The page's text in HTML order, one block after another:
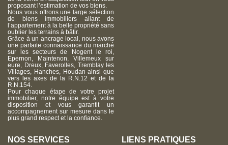
proposant l’estimation de vos biens.
Nous vous offrons une large sélection
de biens immobiliers allant de
l’appartement à la belle propriété sans
oublier les terrains à bâtir.
Grâce à un ancrage local, nous avons
une parfaite connaissance du marché
sur les secteurs de Nogent le roi,
Epernon, Maintenon, Villemeux sur
eure, Dreux, Faverolles, Tremblay les
Villages, Hanches, Houdan ainsi que
vers les axes de la R.N.12 et de la
R.N.154.
Pour chaque étape de votre projet
immobilier, notre équipe est à votre
disposition et vous garantit un
accompagnement sur mesure dans le
plus grand respect et la confiance.
NOS SERVICES LIENS PRATIQUES